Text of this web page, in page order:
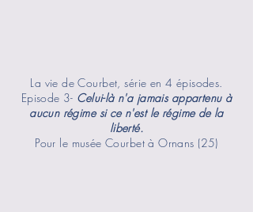
La vie de Courbet, série en 4 épisodes.
Episode 3- Celui-là n'a jamais appartenu à
aucun régime si ce n'est le régime de la
liberté.
Pour le musée Courbet à Ornans (25)